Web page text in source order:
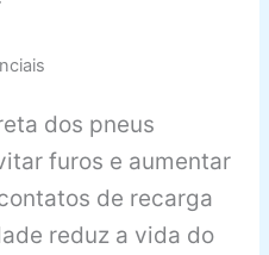
dos pneus
furos e aumentar
de recarga
reduz a vida do